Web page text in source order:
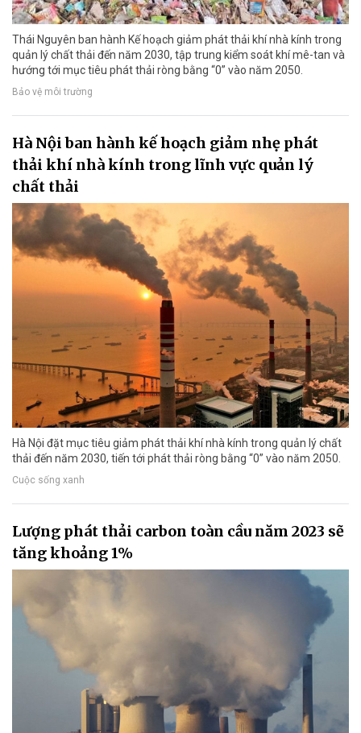
Thái Nguyên ban hành Kế hoạch giảm phát thải khí nhà kính trong
quản lý chất thải đến năm 2030, tập trung kiểm soát khí mê-tan và
hướng tới mục tiêu phát thải ròng bằng “0” vào năm 2050.
Bảo vệ môi trường
Hà Nội ban hành kế hoạch giảm nhẹ phát
thải khí nhà kính trong lĩnh vực quản lý
chất thải
Hà Nội đặt mục tiêu giảm phát thải khí nhà kính trong quản lý chất
thải đến năm 2030, tiến tới phát thải ròng bằng “0” vào năm 2050.
Cuộc sống xanh
Lượng phát thải carbon toàn cầu năm 2023 sẽ
tăng khoảng 1%